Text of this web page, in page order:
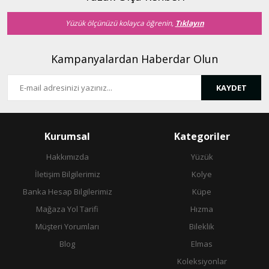
Bu ürüne benzer farklı alternatifler olmalı.
Yüzük ölçünüzü kolayca öğrenin, Tıklayın
Kampanyalardan Haberdar Olun
KAYDET
Kurumsal
Hakkımızda
İletişim Bilgilerimiz
Banka Hesap Bilgilerimiz
Mağaza Yol Tarifi
Müşteri Yorumları
Blog
Kategoriler
Yüzük
Kolye
Küpe
Hızma
Bileklik
Elmas
Koleksiyonlar